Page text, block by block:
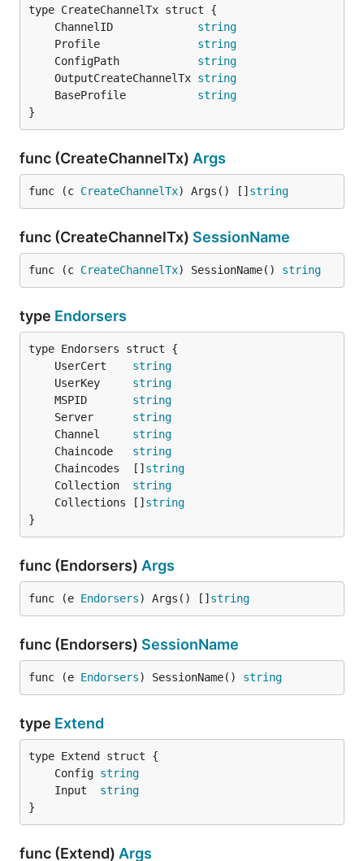
	ChannelID
string
	Profile
string
	ConfigPath
string
	OutputCreateChannelTx
string
	BaseProfile
string
}
func (CreateChannelTx) Args
func (c CreateChannelTx) Args() [] string
func (CreateChannelTx) SessionName
func (c CreateChannelTx) SessionName() string
type Endorsers
	UserCert
string
	UserKey
string
	MSPID
string
	Server
string
	Channel
string
	Chaincode
string
	Chaincodes  []
string
	Collection
string
	Collections []
string
}
func (Endorsers) Args
func (e Endorsers) Args() [] string
func (Endorsers) SessionName
func (e Endorsers) SessionName() string
type Extend
	Config
string
	Input
string
}
func (Extend) Args